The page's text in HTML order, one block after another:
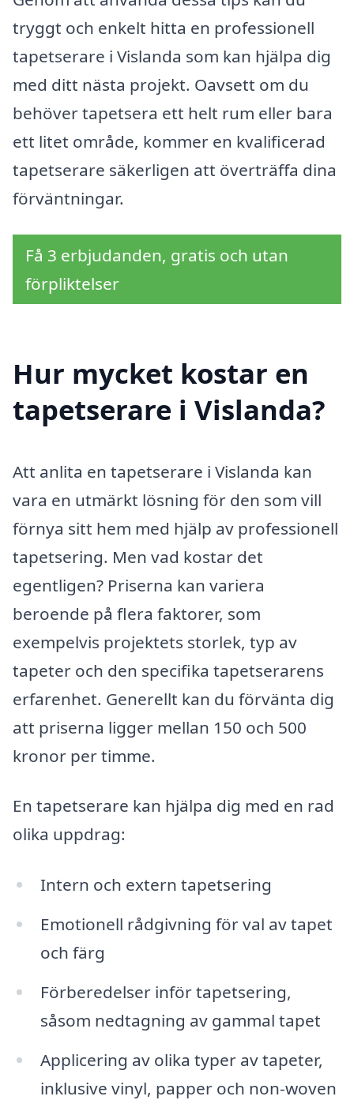
tryggt och enkelt hitta en professionell
tapetserare i Vislanda som kan hjälpa dig
med ditt nästa projekt. Oavsett om du
behöver tapetsera ett helt rum eller bara
ett litet område, kommer en kvalificerad
tapetserare säkerligen att överträffa dina
förväntningar.
Få 3 erbjudanden, gratis och utan
förpliktelser
Hur mycket kostar en
tapetserare i Vislanda?
Att anlita en tapetserare i Vislanda kan
vara en utmärkt lösning för den som vill
förnya sitt hem med hjälp av professionell
tapetsering. Men vad kostar det
egentligen? Priserna kan variera
beroende på flera faktorer, som
exempelvis projektets storlek, typ av
tapeter och den specifika tapetserarens
erfarenhet. Generellt kan du förvänta dig
att priserna ligger mellan 150 och 500
kronor per timme.
En tapetserare kan hjälpa dig med en rad
olika uppdrag:
Intern och extern tapetsering
Emotionell rådgivning för val av tapet
och färg
Förberedelser inför tapetsering,
såsom nedtagning av gammal tapet
Applicering av olika typer av tapeter,
inklusive vinyl, papper och non-woven